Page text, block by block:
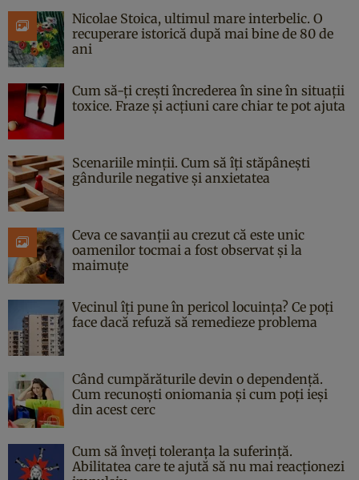
Nicolae Stoica, ultimul mare interbelic. O
recuperare istorică după mai bine de 80 de
ani
Cum să-ți crești încrederea în sine în situații
toxice. Fraze și acțiuni care chiar te pot ajuta
Scenariile minții. Cum să îți stăpânești
gândurile negative și anxietatea
Ceva ce savanții au crezut că este unic
oamenilor tocmai a fost observat și la
maimuțe
Vecinul îți pune în pericol locuința? Ce poți
face dacă refuză să remedieze problema
Când cumpărăturile devin o dependență.
Cum recunoști oniomania și cum poți ieși
din acest cerc
Cum să înveți toleranța la suferință.
Abilitatea care te ajută să nu mai reacționezi